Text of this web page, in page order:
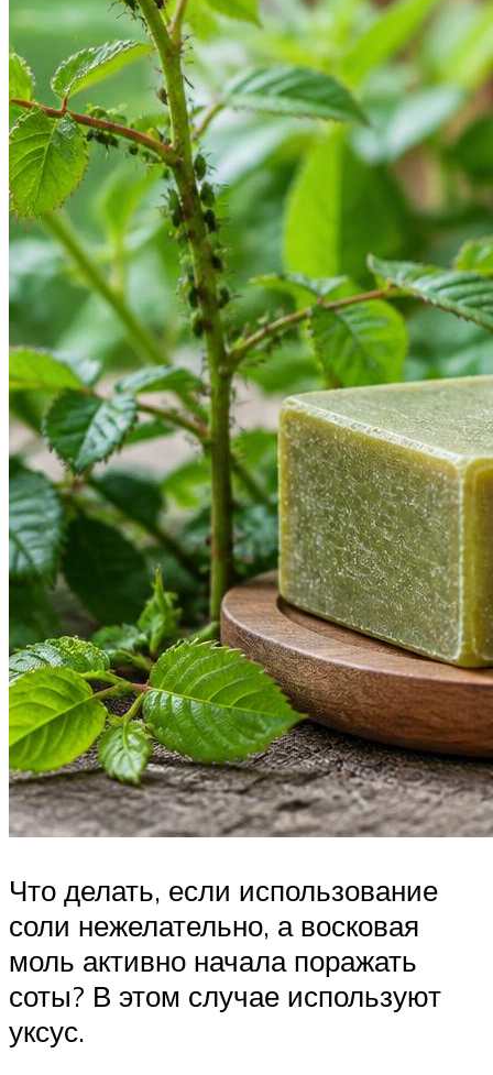
Что делать, если использование
соли нежелательно, а восковая
моль активно начала поражать
соты? В этом случае используют
уксус.